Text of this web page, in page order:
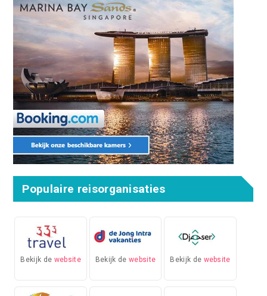
Populaire reisorganisaties
Bekijk de website Bekijk dewebsite Bekijk de website